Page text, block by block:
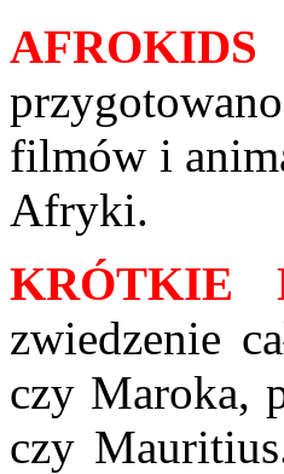
filmów i
Afryki.
KRÓTKIE
zwiedzenie
czy Maroka,
czy